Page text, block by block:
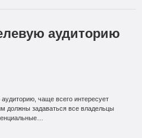
аудиторию
чаще всего интересует
должны задаваться все владельцы